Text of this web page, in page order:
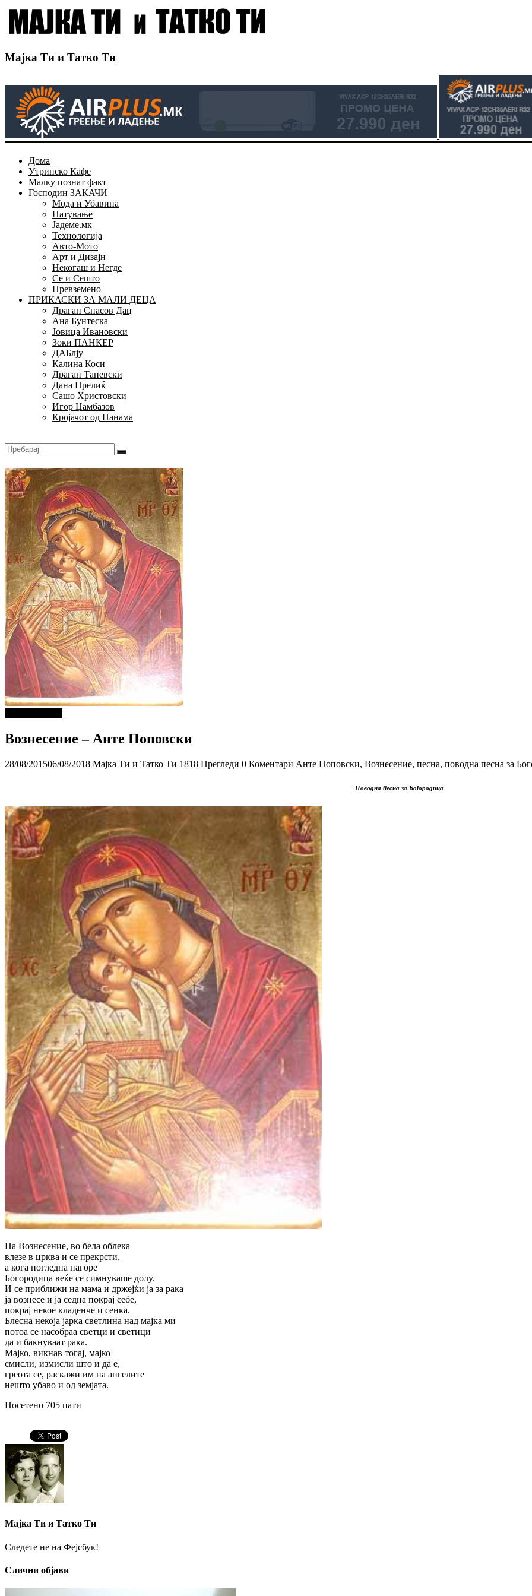
Мајка Ти и Татко Ти
Дома
Утринско Кафе
Малку познат факт
Господин ЗАКАЧИ
Мода и Убавина
Патување
Јадеме.мк
Технологија
Авто-Мото
Арт и Дизајн
Некогаш и Негде
Се и Сешто
Превземено
ПРИКАСКИ ЗА МАЛИ ДЕЦА
Драган Спасов Дац
Ана Бунтеска
Јовица Ивановски
Зоки ПАНКЕР
ДАБлју
Калина Коси
Драган Таневски
Дана Прелиќ
Сашо Христовски
Игор Џамбазов
Кројачот од Панама
Вознесение – Анте Поповски
28/08/201506/08/2018 Мајка Ти и Татко Ти 1818 Прегледи 0 Коментари Анте Поповски, Вознесение, песна, поводна песна за
Поводна песна за Богородица
На Вознесение, во бела облека
влезе в црква и се прекрсти,
а кога погледна нагоре
Богородица веќе се симнуваше долу.
И се приближи на мама и држејќи ја за рака
ја вознесе и ја седна покрај себе,
покрај некое кладенче и сенка.
Блесна некоја јарка светлина над мајка ми
потоа се насобраа светци и светици
да и бакнуваат рака.
Мајко, викнав тогај, мајко
смисли, измисли што и да е,
греота се, раскажи им на ангелите
нешто убаво и од земјата.
Посетено 705 пати
Мајка Ти и Татко Ти
Следете не на Фејсбук!
Слични објави